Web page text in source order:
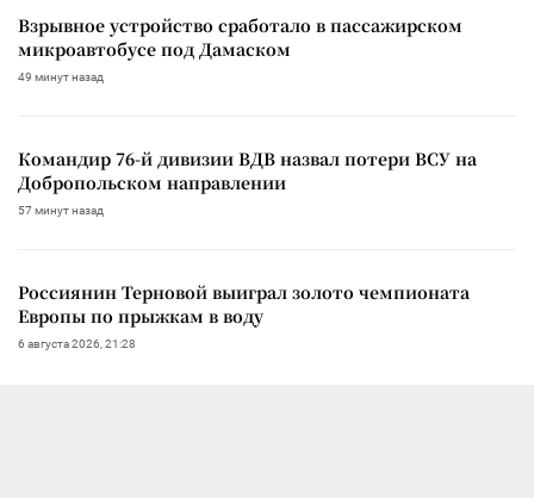
Взрывное устройство сработало в пассажирском
микроавтобусе под Дамаском
49 минут назад
Командир 76-й дивизии ВДВ назвал потери ВСУ на
Добропольском направлении
57 минут назад
Россиянин Терновой выиграл золото чемпионата
Европы по прыжкам в воду
6 августа 2026, 21:28